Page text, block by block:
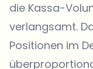
die Kassa-
verlangsamt.
Positionen im